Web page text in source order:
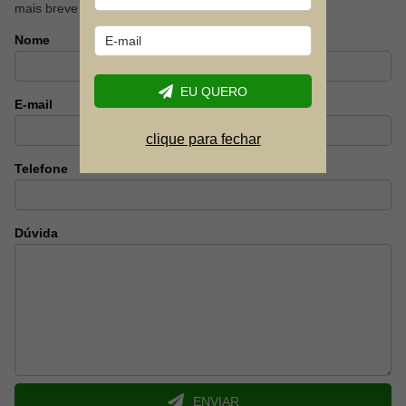
mais breve possível.
Nome
E-mail
Telefone
Dúvida
ENVIAR
EU QUERO
clique para fechar